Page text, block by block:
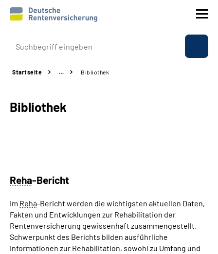
Prävention
Rente
Über uns & Presse
Online-Services
Suche
Startseite … Bibliothek
Bibliothek
Reha-Bericht
Im Reha-Bericht werden die wichtigsten aktuellen Daten,
Fakten und Entwicklungen zur Rehabilitation der
Rentenversicherung gewissenhaft zusammengestellt.
Schwerpunkt des Berichts bilden ausführliche
Informationen zur Rehabilitation, sowohl zu Umfang und